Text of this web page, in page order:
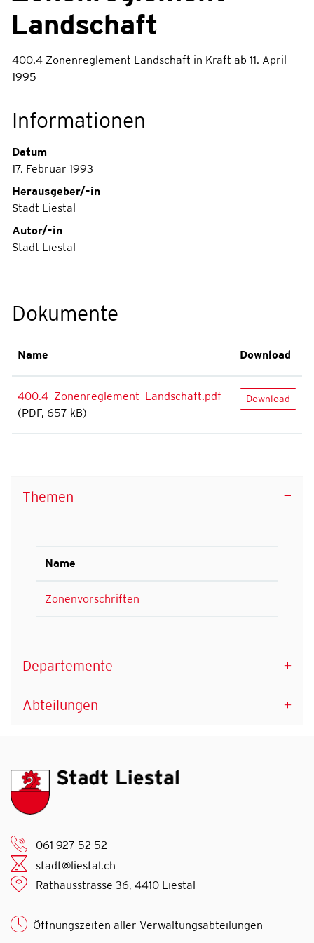
Landschaft
400.4 Zonenreglement Landschaft in Kraft ab 11. April
1995
Informationen
Datum
17. Februar 1993
Herausgeber/-in
Stadt Liestal
Autor/-in
Stadt Liestal
Dokumente
Name Download
400.4_Zonenreglement_Landschaft.pdf
(PDF, 657 kB)
Download
Zugehörige Objekte
Themen
Name
Zonenvorschriften
Departemente
Abteilungen
061 927 52 52
stadt@liestal.ch
Rathausstrasse 36, 4410 Liestal
Öffnungszeiten aller Verwaltungsabteilungen